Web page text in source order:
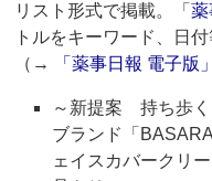
リスト形式で掲載。「薬
トルをキーワード、日
（→
「薬事日報 電子版
～新提案 持ち歩
ブランド「
ェイスカバークリ